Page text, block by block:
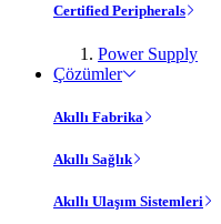
Certified Peripherals
Power Supply
Çözümler
Akıllı Fabrika
Akıllı Sağlık
Akıllı Ulaşım Sistemleri